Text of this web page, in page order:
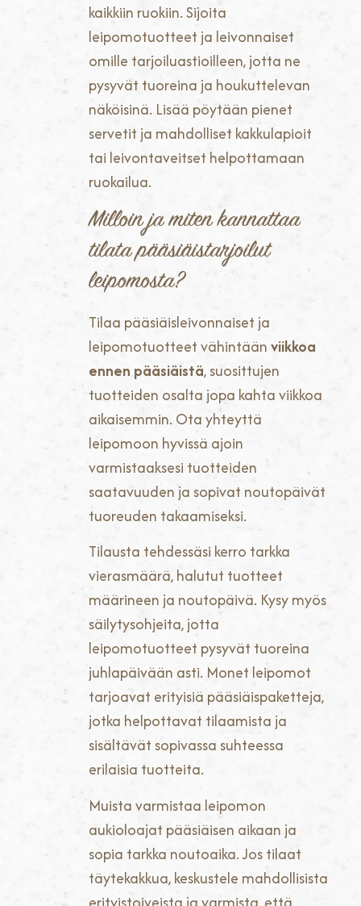
kaikkiin ruokiin. Sijoita
leipomotuotteet ja leivonnaiset
omille tarjoiluastioilleen, jotta ne
pysyvät tuoreina ja houkuttelevan
näköisinä. Lisää pöytään pienet
servetit ja mahdolliset kakkulapioit
tai leivontaveitset helpottamaan
ruokailua.
Milloin ja miten kannattaa
tilata pääsiäistarjoilut
leipomosta?
Tilaa pääsiäisleivonnaiset ja
leipomotuotteet vähintäänviikkoa
ennen pääsiäistä, suosittujen
tuotteiden osalta jopa kahta viikkoa
aikaisemmin. Ota yhteyttä
leipomoon hyvissä ajoin
varmistaaksesi tuotteiden
saatavuuden ja sopivat noutopäivät
tuoreuden takaamiseksi.
Tilausta tehdessäsi kerro tarkka
vierasmäärä, halutut tuotteet
määrineen ja noutopäivä. Kysy myös
säilytysohjeita, jotta
leipomotuotteet pysyvät tuoreina
juhlapäivään asti. Monet leipomot
tarjoavat erityisiä pääsiäispaketteja,
jotka helpottavat tilaamista ja
sisältävät sopivassa suhteessa
erilaisia tuotteita.
Muista varmistaa leipomon
aukioloajat pääsiäisen aikaan ja
sopia tarkka noutoaika. Jos tilaat
täytekakkua, keskustele mahdollisista